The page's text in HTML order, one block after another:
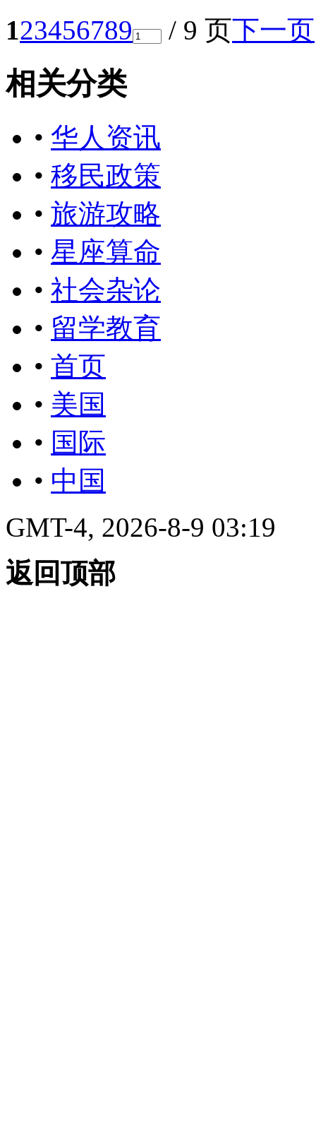
123456789 / 9 页下一页
相关分类
• 华人资讯
• 移民政策
• 旅游攻略
• 星座算命
• 社会杂论
• 留学教育
• 首页
• 美国
• 国际
• 中国
GMT-4, 2026-8-9 03:19
返回顶部